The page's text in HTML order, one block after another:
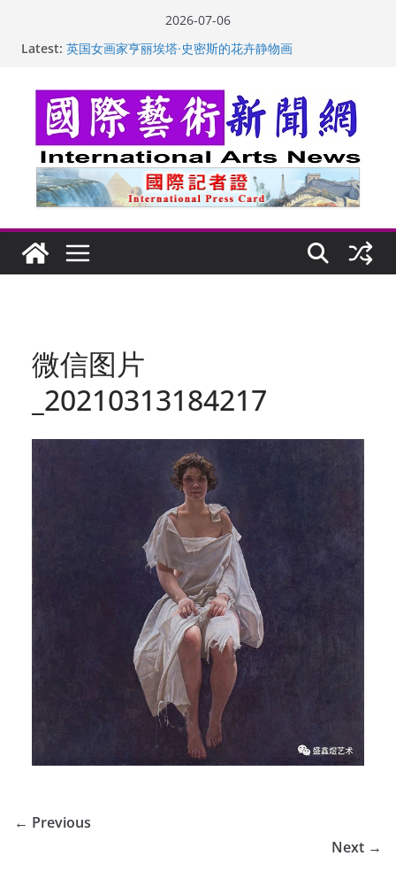
2026-07-06
Latest:
“梵心”归处：一场展览 连着攀枝花的千里乡愁
英国女画家亨丽埃塔·史密斯的花卉静物画
玛丽安娜·卡拉切娃的绘画：幽默和难以言喻的快乐
苏方 ：“字”得其乐
微信图片
_20210313184217
← Previous
Next →